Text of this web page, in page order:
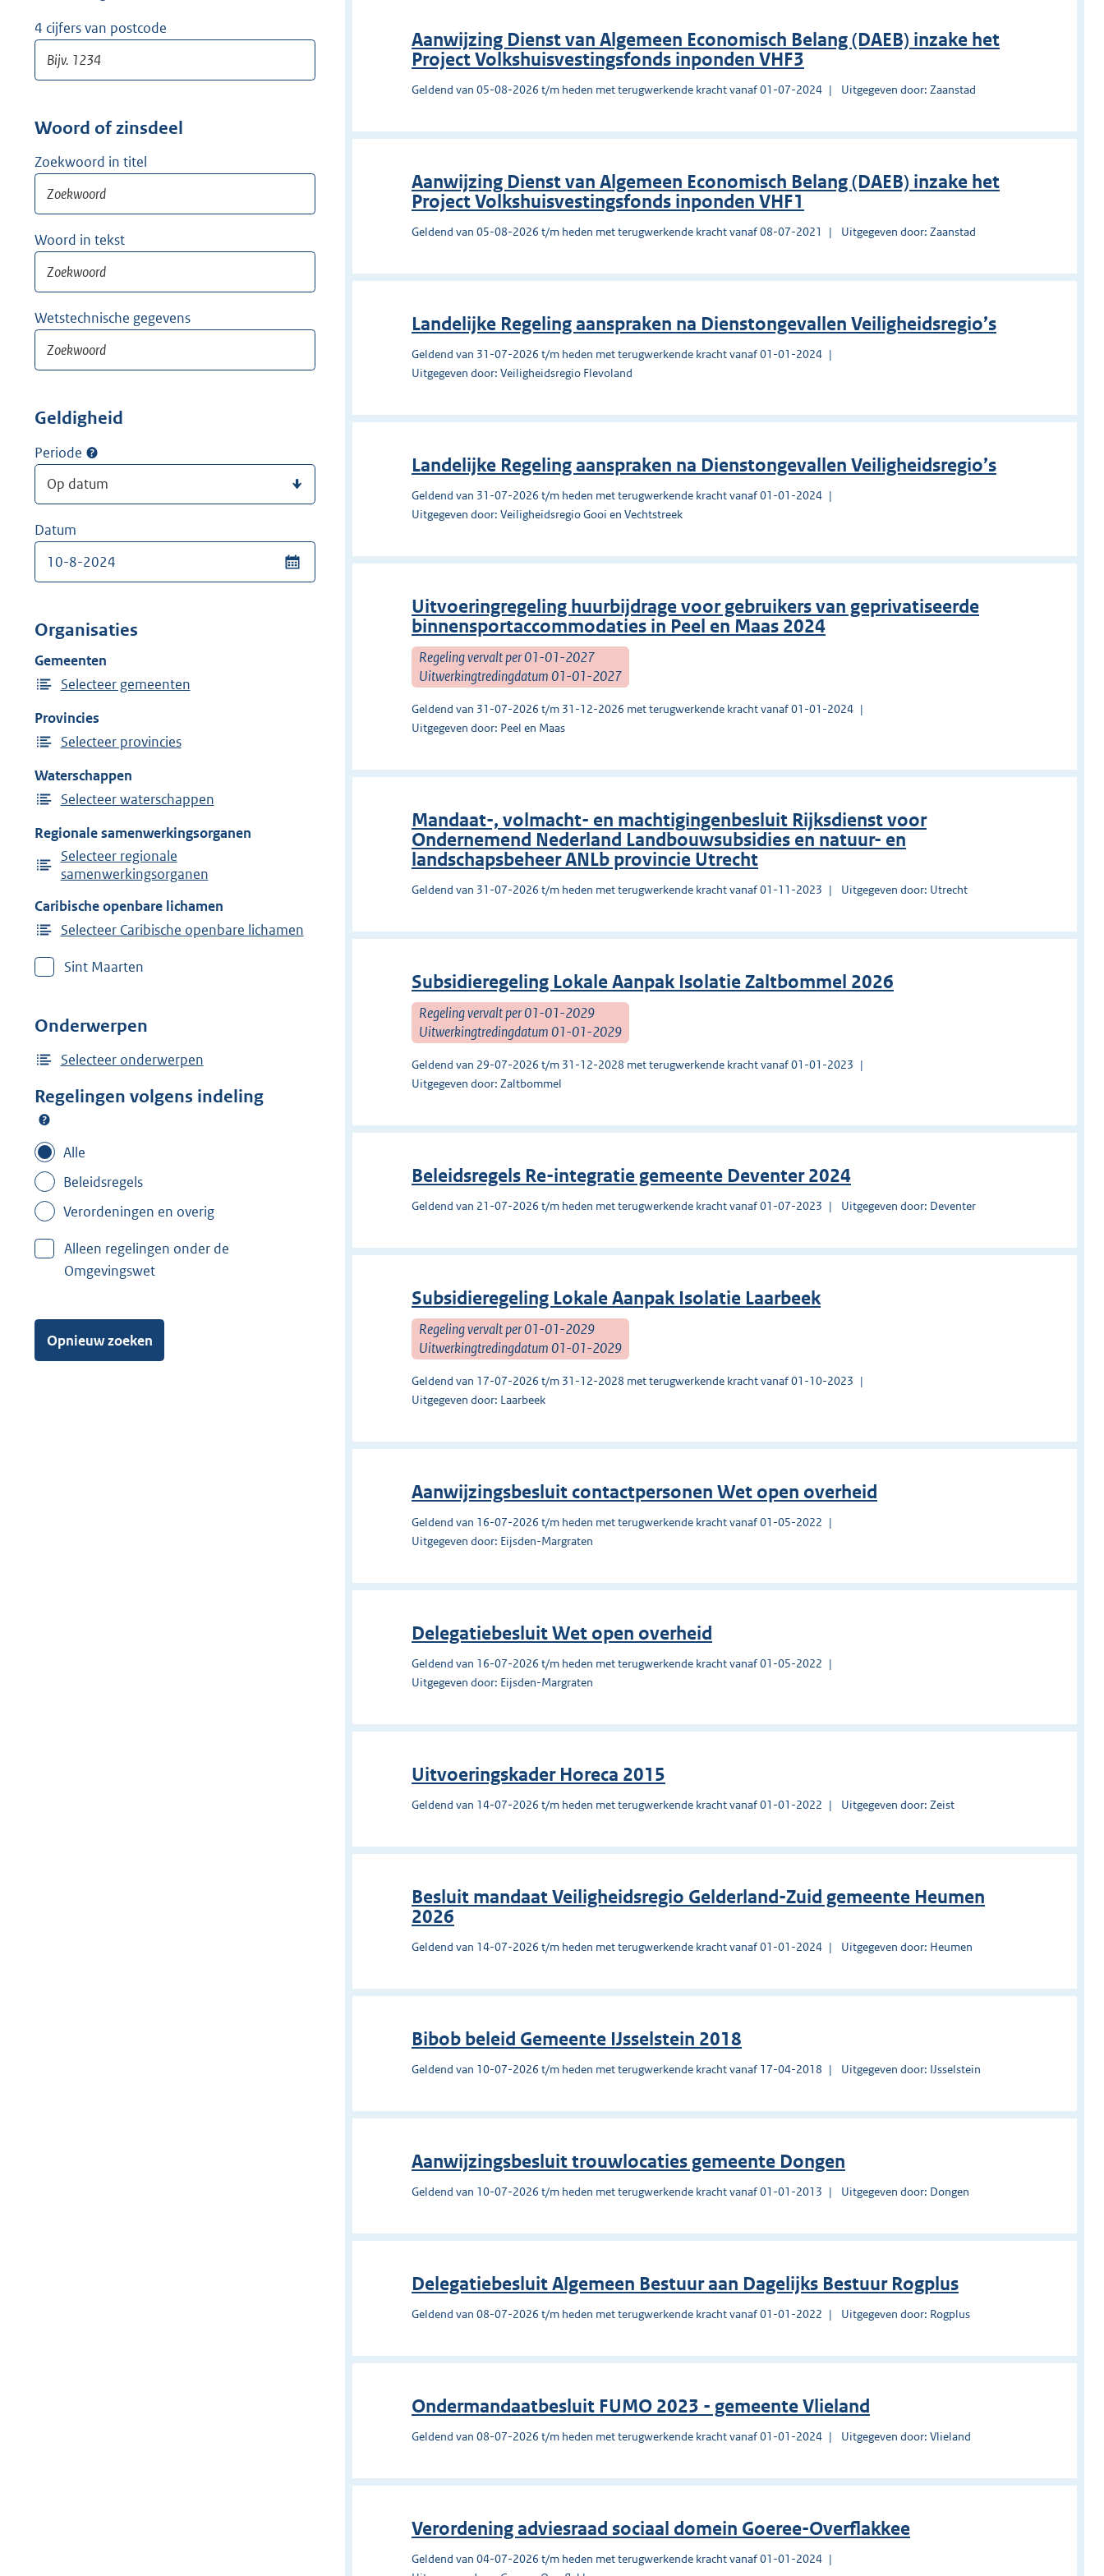
i
4 cijfers van postcode
Woord of zinsdeel
Zoekwoord in titel
Woord in tekst
Wetstechnische gegevens
Geldigheid
Periode
Datum
Organisaties
Gemeenten
Selecteer gemeenten
Provincies
Selecteer provincies
Waterschappen
Selecteer waterschappen
Regionale samenwerkingsorganen
Selecteer regionale
samenwerkingsorganen
Caribische openbare lichamen
Selecteer Caribische openbare lichamen
Sint Maarten
Onderwerpen
Selecteer onderwerpen
Regelingen volgens indeling
Alle
Beleidsregels
Verordeningen en overig
Alleen regelingen onder de
Omgevingswet
Opnieuw zoeken
Aanwijzing Dienst van Algemeen Economisch Belang (DAEB) inzake het
Project Volkshuisvestingsfonds inponden VHF3
Geldend van 05-08-2026 t/m heden met terugwerkende kracht vanaf 01-07-2024 Uitgegeven door: Zaanstad
Aanwijzing Dienst van Algemeen Economisch Belang (DAEB) inzake het
Project Volkshuisvestingsfonds inponden VHF1
Geldend van 05-08-2026 t/m heden met terugwerkende kracht vanaf 08-07-2021 Uitgegeven door: Zaanstad
Landelijke Regeling aanspraken na Dienstongevallen Veiligheidsregio’s
Geldend van 31-07-2026 t/m heden met terugwerkende kracht vanaf 01-01-2024
Uitgegeven door: Veiligheidsregio Flevoland
Landelijke Regeling aanspraken na Dienstongevallen Veiligheidsregio’s
Geldend van 31-07-2026 t/m heden met terugwerkende kracht vanaf 01-01-2024
Uitgegeven door: Veiligheidsregio Gooi en Vechtstreek
Uitvoeringregeling huurbijdrage voor gebruikers van geprivatiseerde
binnensportaccommodaties in Peel en Maas 2024
Regeling vervalt per 01-01-2027
Uitwerkingtredingdatum 01-01-2027
Geldend van 31-07-2026 t/m 31-12-2026 met terugwerkende kracht vanaf 01-01-2024
Uitgegeven door: Peel en Maas
Mandaat-, volmacht- en machtigingenbesluit Rijksdienst voor
Ondernemend Nederland Landbouwsubsidies en natuur- en
landschapsbeheer ANLb provincie Utrecht
Geldend van 31-07-2026 t/m heden met terugwerkende kracht vanaf 01-11-2023 Uitgegeven door: Utrecht
Subsidieregeling Lokale Aanpak Isolatie Zaltbommel 2026
Regeling vervalt per 01-01-2029
Uitwerkingtredingdatum 01-01-2029
Geldend van 29-07-2026 t/m 31-12-2028 met terugwerkende kracht vanaf 01-01-2023
Uitgegeven door: Zaltbommel
Beleidsregels Re-integratie gemeente Deventer 2024
Geldend van 21-07-2026 t/m heden met terugwerkende kracht vanaf 01-07-2023 Uitgegeven door: Deventer
Subsidieregeling Lokale Aanpak Isolatie Laarbeek
Regeling vervalt per 01-01-2029
Uitwerkingtredingdatum 01-01-2029
Geldend van 17-07-2026 t/m 31-12-2028 met terugwerkende kracht vanaf 01-10-2023
Uitgegeven door: Laarbeek
Aanwijzingsbesluit contactpersonen Wet open overheid
Geldend van 16-07-2026 t/m heden met terugwerkende kracht vanaf 01-05-2022
Uitgegeven door: Eijsden-Margraten
Delegatiebesluit Wet open overheid
Geldend van 16-07-2026 t/m heden met terugwerkende kracht vanaf 01-05-2022
Uitgegeven door: Eijsden-Margraten
Uitvoeringskader Horeca 2015
Geldend van 14-07-2026 t/m heden met terugwerkende kracht vanaf 01-01-2022 Uitgegeven door: Zeist
Besluit mandaat Veiligheidsregio Gelderland-Zuid gemeente Heumen
2026
Geldend van 14-07-2026 t/m heden met terugwerkende kracht vanaf 01-01-2024 Uitgegeven door: Heumen
Bibob beleid Gemeente IJsselstein 2018
Geldend van 10-07-2026 t/m heden met terugwerkende kracht vanaf 17-04-2018 Uitgegeven door: IJsselstein
Aanwijzingsbesluit trouwlocaties gemeente Dongen
Geldend van 10-07-2026 t/m heden met terugwerkende kracht vanaf 01-01-2013 Uitgegeven door: Dongen
Delegatiebesluit Algemeen Bestuur aan Dagelijks Bestuur Rogplus
Geldend van 08-07-2026 t/m heden met terugwerkende kracht vanaf 01-01-2022 Uitgegeven door: Rogplus
Ondermandaatbesluit FUMO 2023 - gemeente Vlieland
Geldend van 08-07-2026 t/m heden met terugwerkende kracht vanaf 01-01-2024 Uitgegeven door: Vlieland
Verordening adviesraad sociaal domein Goeree-Overflakkee
Geldend van 04-07-2026 t/m heden met terugwerkende kracht vanaf 01-01-2024